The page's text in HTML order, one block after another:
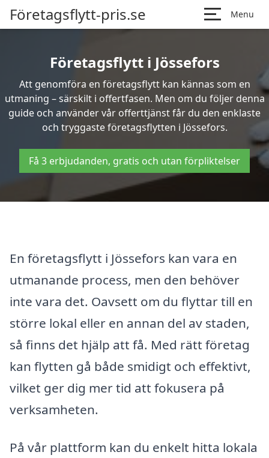
Företagsflytt-pris.se Menu
Företagsflytt i Jössefors
Att genomföra en företagsflytt kan kännas som en
utmaning – särskilt i offertfasen. Men om du följer denna
guide och använder vår offerttjänst får du den enklaste
och tryggaste företagsflytten i Jössefors.
Få 3 erbjudanden, gratis och utan förpliktelser
En företagsflytt i Jössefors kan vara en
utmanande process, men den behöver
inte vara det. Oavsett om du flyttar till en
större lokal eller en annan del av staden,
så finns det hjälp att få. Med rätt företag
kan flytten gå både smidigt och effektivt,
vilket ger dig mer tid att fokusera på
verksamheten.
På vår plattform kan du enkelt hitta lokala